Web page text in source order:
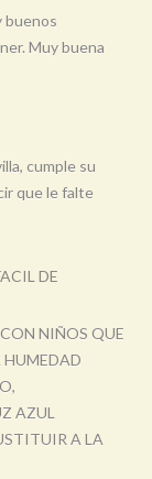
buenos
Muy buena
cumple su
que le falte
DE
NIÑOS QUE
HUMEDAD
AZUL
A LA